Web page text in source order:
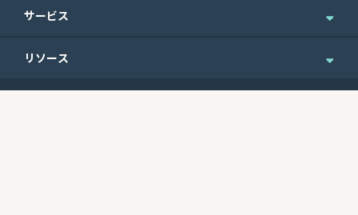
企業情報
サービス
個人のお客さま
リソース
English Site